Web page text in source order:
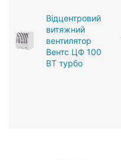
Відцентровий
витяжний
вентилятор
Вентс ЦФ 100
ВТ турбо